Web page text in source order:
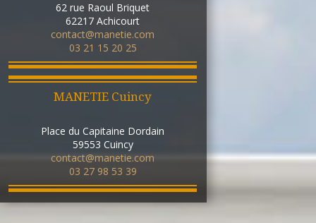
62 rue Raoul Briquet
62217 Achicourt
contact@manetie.com
03 21 15 20 25
MANETIE Cuincy
Place du Capitaine Dordain
59553 Cuincy
contact@manetie.com
03 27 98 53 39